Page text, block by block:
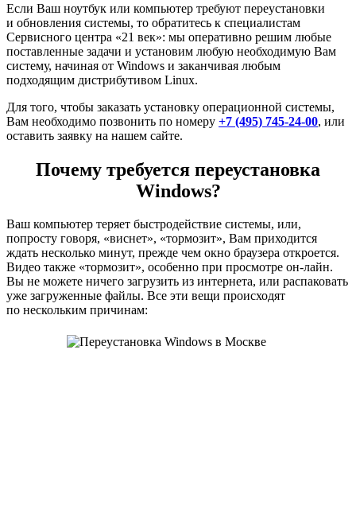
Если Ваш ноутбук или компьютер требуют переустановки
и обновления системы, то обратитесь к специалистам
Сервисного центра «21 век»: мы оперативно решим любые
поставленные задачи и установим любую необходимую Вам
систему, начиная от Windows и заканчивая любым
подходящим дистрибутивом Linux.
Для того, чтобы заказать установку операционной системы,
Вам необходимо позвонить по номеру +7 (495) 745-24-00, или
оставить заявку на нашем сайте.
Почему требуется переустановка
Windows?
Ваш компьютер теряет быстродействие системы, или,
попросту говоря, «виснет», «тормозит», Вам приходится
ждать несколько минут, прежде чем окно браузера откроется.
Видео также «тормозит», особенно при просмотре он-лайн.
Вы не можете ничего загрузить из интернета, или распаковать
уже загруженные файлы. Все эти вещи происходят
по нескольким причинам: